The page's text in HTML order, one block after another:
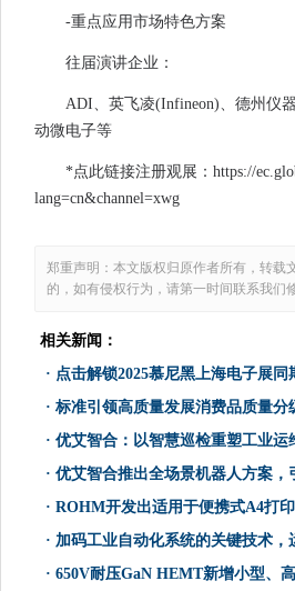
-重点应用市场特色方案
往届演讲企业：
ADI、英飞凌(Infineon)、德州仪
动微电子等
*点此链接注册观展：https://
lang=cn&channel=xwg
郑重声明：本文版权归原作者所有，转载
的，如有侵权行为，请第一时间联系我们
相关新闻：
· 点击解锁2025慕尼黑上海电子展同期
· 标准引领高质量发展消费品质量分级
· 优艾智合：以智慧巡检重塑工业运
· 优艾智合推出全场景机器人方案，
· ROHM开发出适用于便携式A4打
· 加码工业自动化系统的关键技术，运
· 650V耐压GaN HEMT新增小型、